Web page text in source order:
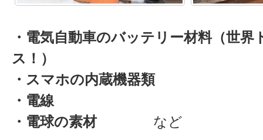
・電気自動車のバッテリー材料（世界
ス！）
・スマホの内蔵機器類
・電線
・電球の素材など